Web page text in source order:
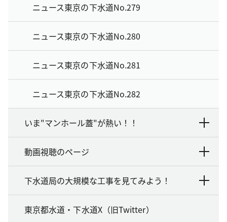
ニュース東京の下水道No.279
ニュース東京の下水道No.280
ニュース東京の下水道No.281
ニュース東京の下水道No.282
いま"マンホール蓋"が熱い！！
動画視聴のページ
下水道局の大規模な工事を見てみよう！
東京都水道・下水道X（旧Twitter）